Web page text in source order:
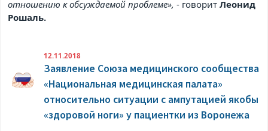
отношению к обсуждаемой проблеме»,- говоритЛеонид
Рошаль.
12.11.2018
Заявление Союза медицинского сообщества
«Национальная медицинская палата»
относительно ситуации с ампутацией якобы
«здоровой ноги» у пациентки из Воронежа